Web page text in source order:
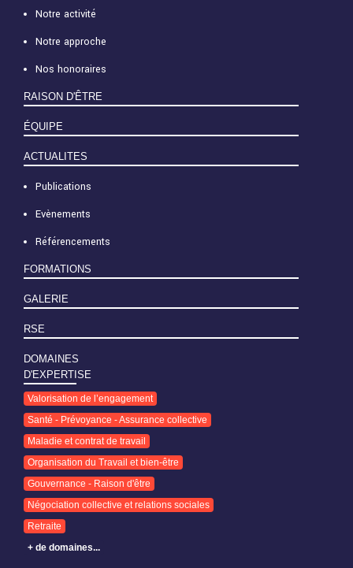
Notre activité
Notre approche
Nos honoraires
RAISON D'ÊTRE
ÉQUIPE
ACTUALITES
Publications
Evènements
Référencements
FORMATIONS
GALERIE
RSE
DOMAINES
D'EXPERTISE
Valorisation de l’engagement
Santé - Prévoyance - Assurance collective
Maladie et contrat de travail
Organisation du Travail et bien-être
Gouvernance - Raison d'être
Négociation collective et relations sociales
Retraite
+ de domaines...